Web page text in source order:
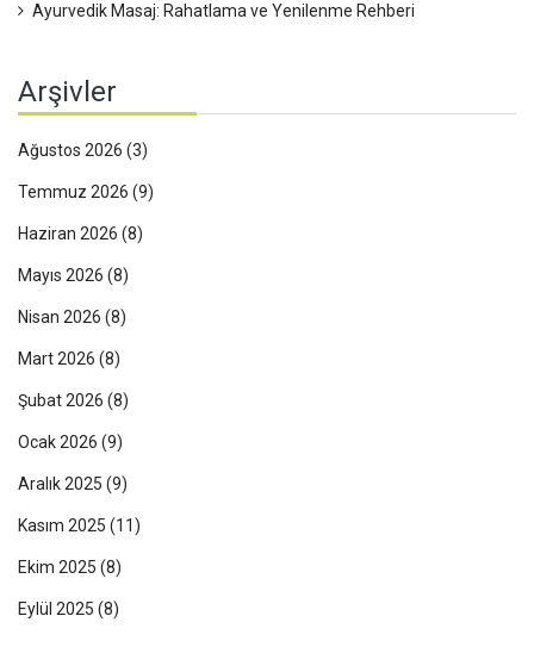
Ayurvedik Masaj: Rahatlama ve Yenilenme Rehberi
Arşivler
Ağustos 2026 (3)
Temmuz 2026 (9)
Haziran 2026 (8)
Mayıs 2026 (8)
Nisan 2026 (8)
Mart 2026 (8)
Şubat 2026 (8)
Ocak 2026 (9)
Aralık 2025 (9)
Kasım 2025 (11)
Ekim 2025 (8)
Eylül 2025 (8)